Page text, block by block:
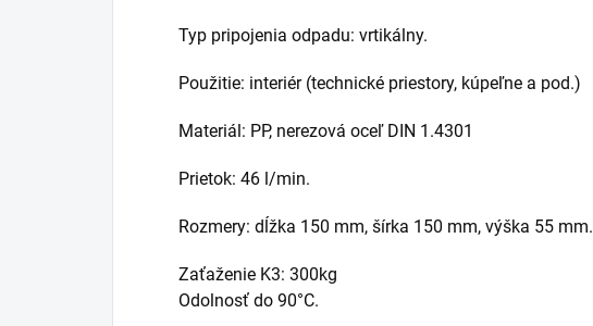
Typ pripojenia odpadu: vrtikálny.
Použitie: interiér (technické priestory, kúpeľne a pod.)
Materiál: PP, nerezová oceľ DIN 1.4301
Prietok: 46 l/min.
Rozmery: dĺžka 150 mm, šírka 150 mm, výška 55 mm.
Zaťaženie K3: 300kg
Odolnosť do 90°C.